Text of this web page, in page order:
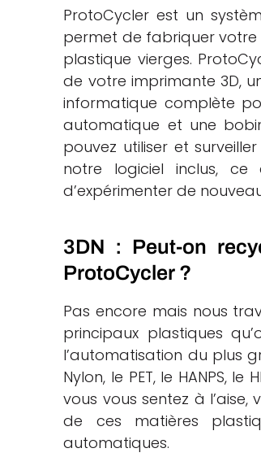
ProtoCycler est un
permet de fabriquer
plastique vierges.
de votre imprimante 3D,
informatique complète
automatique et une
pouvez utiliser et
notre logiciel inclus, ce
d’expérimenter de
3DN : Peut-on
ProtoCycler ?
Pas encore mais nous
principaux plastiques
l’automatisation du plus
Nylon, le PET, le HANPS,
vous vous sentez à
de ces matières
automatiques.